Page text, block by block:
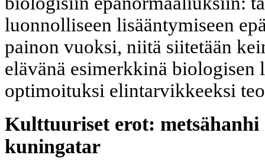
luonnolliseen lisääntymiseen
painon vuoksi, niitä siitetään
elävänä esimerkkinä biologisen
optimoituksi elintarvikkeeksi
Kulttuuriset erot:
kuningatar